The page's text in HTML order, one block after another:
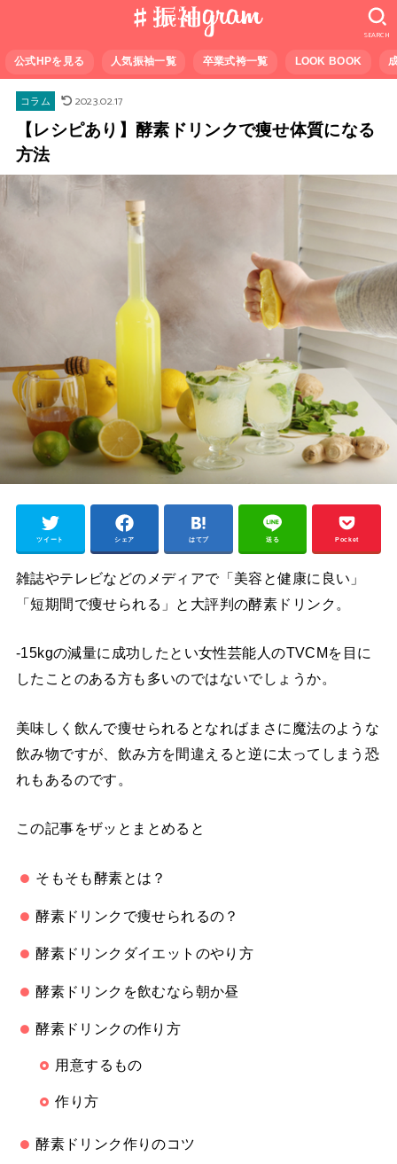
公式HPを見る 人気振袖一覧 卒業式袴一覧 LOOK BOOK
SEARCH
コラム
2023.02.17
【レシピあり】酵素ドリンクで痩せ体質になる
方法
ツイート シェア はてブ 送る Pocket
雑誌やテレビなどのメディアで「美容と健康に良い」
「短期間で痩せられる」と大評判の酵素ドリンク。
-15kgの減量に成功したとい女性芸能人のTVCMを目に
したことのある方も多いのではないでしょうか。
美味しく飲んで痩せられるとなればまさに魔法のような
飲み物ですが、飲み方を間違えると逆に太ってしまう恐
れもあるのです。
この記事をザッとまとめると
そもそも酵素とは？
酵素ドリンクで痩せられるの？
酵素ドリンクダイエットのやり方
酵素ドリンクを飲むなら朝か昼
酵素ドリンクの作り方
用意するもの
作り方
酵素ドリンク作りのコツ